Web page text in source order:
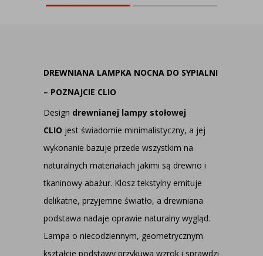
DREWNIANA LAMPKA NOCNA DO SYPIALNI
– POZNAJCIE CLIO
Design drewnianej lampy stołowej
CLIO jest świadomie minimalistyczny, a jej
wykonanie bazuje przede wszystkim na
naturalnych materiałach jakimi są drewno i
tkaninowy abażur. Klosz tekstylny emituje
delikatne, przyjemne światło, a drewniana
podstawa nadaje oprawie naturalny wygląd.
Lampa o niecodziennym, geometrycznym
kształcie podstawy przykuwa wzrok i sprawdzi